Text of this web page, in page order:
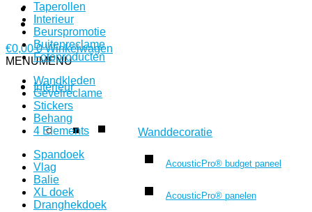
€0,00 0 Winkelwagen
MENUMENU
Interieur
Wanddecoratie
AcousticPro® budget paneel
AcousticPro® panelen
Taperollen
Interieur
Beurspromotie
Buitenreclame
Fotoproducten
Wandkleden
Gevelreclame
Stickers
Behang
4 Elements
Spandoek
Vlag
Balie
XL doek
Dranghekdoek